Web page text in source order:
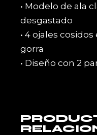
• Modelo de ala
desgastado
• 4 ojales
gorra
• Diseño con 2